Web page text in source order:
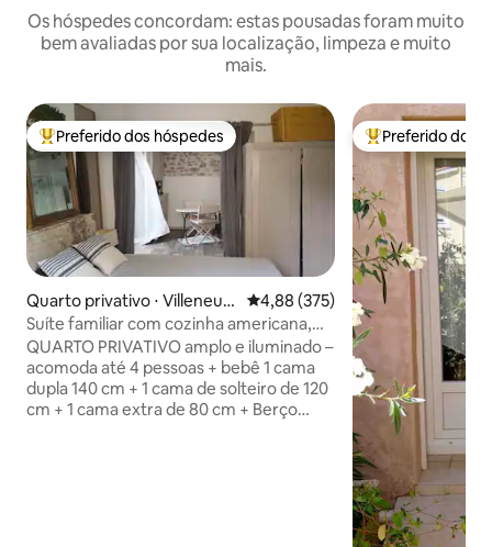
Os hóspedes concordam: estas pousadas foram muito
bem avaliadas por sua localização, limpeza e muito
mais.
Entre os melhores preferidos dos hóspedes
Preferido dos hóspedes
Quarto privativo ⋅ Villeneuv
e-lès-Maguelone
4,88 de uma avaliação média de
4,88 (375)
Suíte familiar com cozinha americana,
praia e bicicletas em Montpellier
QUARTO PRIVATIVO amplo e iluminado –
acomoda até 4 pessoas + bebê 1 cama
dupla 140 cm + 1 cama de solteiro de 120
cm + 1 cama extra de 80 cm + Berço
Entre os
Preferido dos